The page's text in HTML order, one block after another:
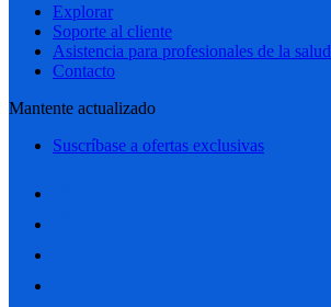
Explorar
Soporte al cliente
Asistencia para profesionales de la salud
Contacto
Mantente actualizado
Suscríbase a ofertas exclusivas